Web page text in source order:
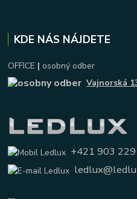
KDE NÁS NÁJDETE
OFFICE | osobný odber
Vajnorská
+421 903